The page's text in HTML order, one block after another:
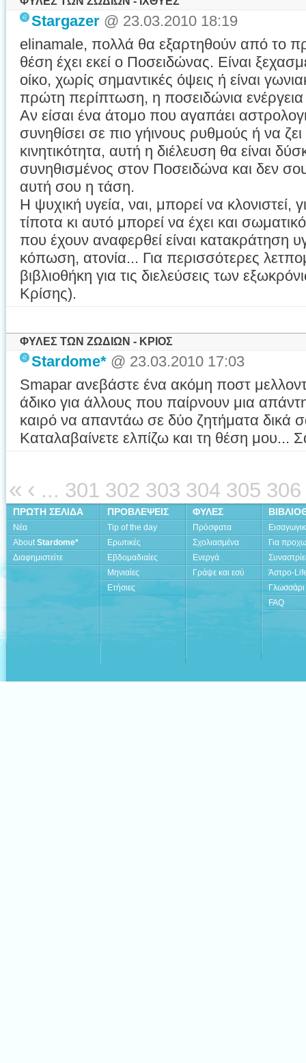
Stargazer @ 23.03.2010 18:19
elinamale, πολλά θα εξαρτηθούν από το
θέση έχει εκεί ο Ποσειδώνας. Είναι
οίκο, χωρίς σημαντικές όψεις ή είναι
πρώτη περίπτωση, η ποσειδώνια
Αν είσαι ένα άτομο που αγαπάει
συνηθίσει σε πιο γήινους ρυθμούς ή να
κινητικότητα, αυτή η διέλευση θα είναι
συνηθισμένος στον Ποσειδώνα και δεν σου
αυτή σου η τάση.
Η ψυχική υγεία, ναι, μπορεί να κλονιστεί,
τίποτα κι αυτό μπορεί να έχει και
που έχουν αναφερθεί είναι κατακράτηση
κόπωση, ατονία... Για περισσότερες
βιβλιοθήκη για τις διελεύσεις των
Κρίσης).
ΦΥΛΕΣ ΤΩΝ ΖΩΔΙΩΝ - ΚΡΙΟΣ
Stardome* @ 23.03.2010 17:03
Smapar ανεβάστε ένα ακόμη ποστ
άδικο για άλλους που παίρνουν μια
καιρό να απαντάω σε δύο ζητήματα δικά
Καταλαβαίνετε ελπίζω και τη θέση μου...
« ‹ ... 301 302 303 304 305 306
ΠΡΩΤΗ ΣΕΛΙΔΑ
Νέα
AboutStardome*
Διαφημιστείτε
ΠΡΟΒΛΕΨΕΙΣ
Tip of the day
Ερωτικές
Εβδομαδιαίες
Μηνιαίες
Ετήσιες
ΦΥΛΕΣ
Πρόσφατα
Σχολιασμένα
Ενεργά
Γράψε και εσύ
Για
Άστρο-
Γλωσσάρι
FAQ